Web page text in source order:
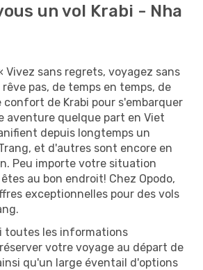
un vol Krabi - Nha
Vivez sans regrets, voyagez sans
pas, de temps en temps, de
de Krabi pour s'embarquer
aventure quelque part en Viet
depuis longtemps un
et d'autres sont encore en
Peu importe votre situation
au bon endroit! Chez Opodo,
exceptionnelles pour des vols
toutes les informations
votre voyage au départ de
qu'un large éventail d'options